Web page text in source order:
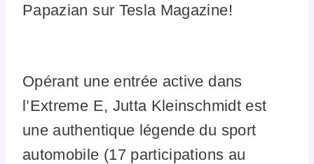
Papazian sur Tesla Magazine!
Opérant une entrée active dans
l’Extreme E, Jutta Kleinschmidt est
une authentique légende du sport
automobile (17 participations au